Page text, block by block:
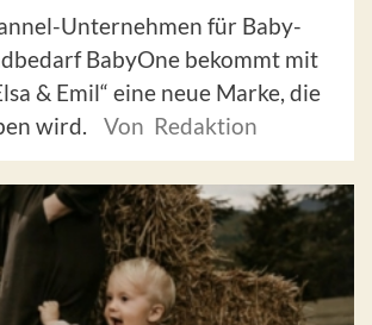
Unternehmen für Baby-
BabyOne bekommt mit
& Emil“ eine neue Marke, die
wird.
Von Redaktion